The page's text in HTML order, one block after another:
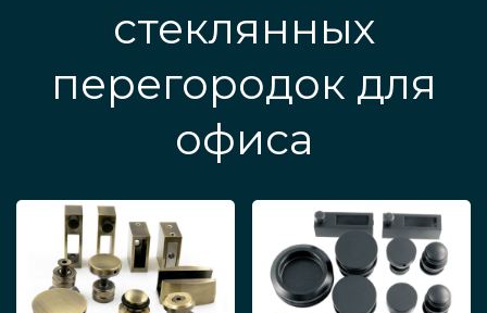
стеклянных
перегородок для
офиса